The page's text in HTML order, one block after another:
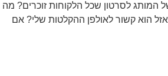
המותג לסרטון שכל הלקוחות זוכרים? מה
הוא קשור לאולפן ההקלטות שלי? אם